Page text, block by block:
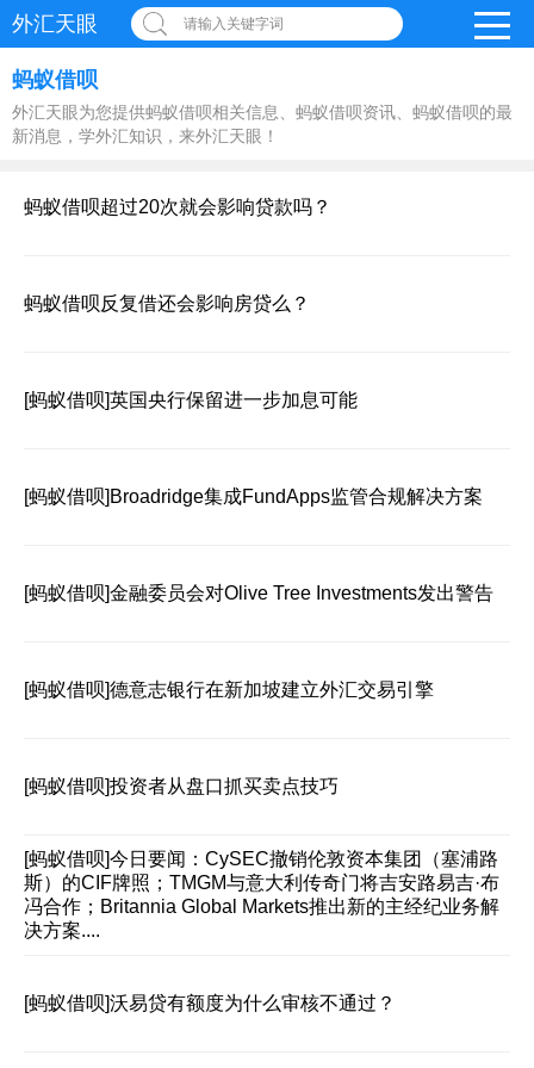
外汇天眼 请输入关键字词
蚂蚁借呗
外汇天眼为您提供蚂蚁借呗相关信息、蚂蚁借呗资讯、蚂蚁借呗的最
新消息，学外汇知识，来外汇天眼！
蚂蚁借呗超过20次就会影响贷款吗？
蚂蚁借呗反复借还会影响房贷么？
[蚂蚁借呗]英国央行保留进一步加息可能
[蚂蚁借呗] Broadridge集成FundApps监管合规解决方案
[蚂蚁借呗]金融委员会对Olive Tree Investments发出警告
[蚂蚁借呗]德意志银行在新加坡建立外汇交易引擎
[蚂蚁借呗]投资者从盘口抓买卖点技巧
[蚂蚁借呗]今日要闻：CySEC撤销伦敦资本集团（塞浦路
斯）的CIF牌照；TMGM与意大利传奇门将吉安路易吉·布
冯合作；Britannia Global Markets推出新的主经纪业务解
决方案....
[蚂蚁借呗]沃易贷有额度为什么审核不通过？